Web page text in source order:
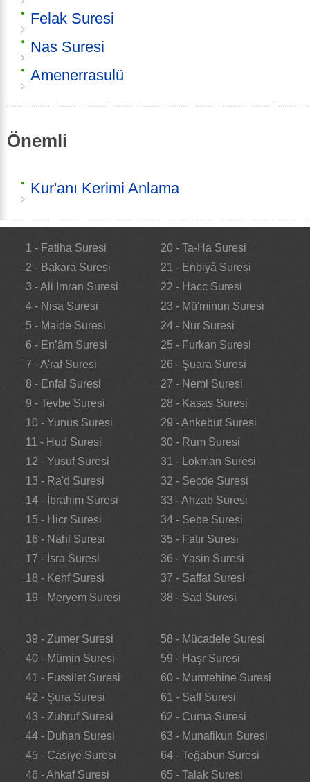
Felak Suresi
Nas Suresi
Amenerrasulü
Önemli
Kur'anı Kerimi Anlama
1 - Fatiha Suresi
2 - Bakara Suresi
3 - Ali İmran Suresi
4 - Nisa Suresi
5 - Maide Suresi
6 - En’âm Suresi
7 - A'raf Suresi
8 - Enfal Suresi
9 - Tevbe Suresi
10 - Yunus Suresi
11 - Hud Suresi
12 - Yusuf Suresi
13 - Ra'd Suresi
14 - İbrahim Suresi
15 - Hicr Suresi
16 - Nahl Suresi
17 - İsra Suresi
18 - Kehf Suresi
19 - Meryem Suresi
20 - Ta-Ha Suresi
21 - Enbiyâ Suresi
22 - Hacc Suresi
23 - Mü'minun Suresi
24 - Nur Suresi
25 - Furkan Suresi
26 - Şuara Suresi
27 - Neml Suresi
28 - Kasas Suresi
29 - Ankebut Suresi
30 - Rum Suresi
31 - Lokman Suresi
32 - Secde Suresi
33 - Ahzab Suresi
34 - Sebe Suresi
35 - Fatır Suresi
36 - Yasin Suresi
37 - Saffat Suresi
38 - Sad Suresi
39 - Zumer Suresi
40 - Mümin Suresi
41 - Fussilet Suresi
42 - Şura Suresi
43 - Zuhruf Suresi
44 - Duhan Suresi
45 - Casiye Suresi
46 - Ahkaf Suresi
58 - Mücadele Suresi
59 - Haşr Suresi
60 - Mumtehine Suresi
61 - Saff Suresi
62 - Cuma Suresi
63 - Munafikun Suresi
64 - Teğabun Suresi
65 - Talak Suresi